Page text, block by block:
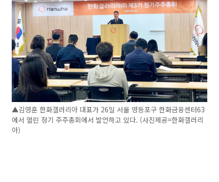
▲김영훈 한화갤러리아 대표가 26일 서울 영등포구 한화금융센터63
에서 열린 정기 주주총회에서 발언하고 있다. (사진제공=한화갤러리
아)